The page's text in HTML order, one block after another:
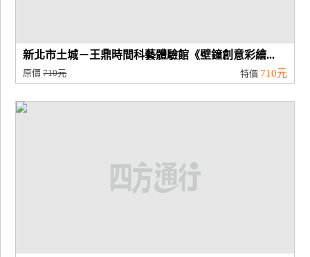
新北市土城－王鼎時間科藝體驗館《壁鐘創意彩繪...
原價710元 特價 710元